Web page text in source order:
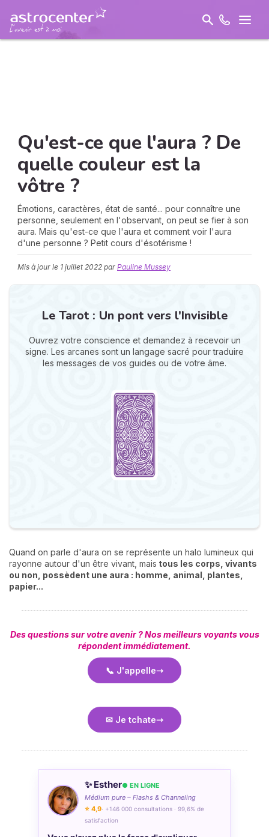
Qu'est-ce que l'aura ? De
quelle couleur est la
vôtre ?
Émotions, caractères, état de santé... pour connaître une
personne, seulement en l'observant, on peut se fier à son
aura. Mais qu'est-ce que l'aura et comment voir l'aura
d'une personne ? Petit cours d'ésotérisme !
Mis à jour le 1 juillet 2022 par Pauline Mussey
Le Tarot : Un pont vers l'Invisible
Ouvrez votre conscience et demandez à recevoir un
signe. Les arcanes sont un langage sacré pour traduire
les messages de vos guides ou de votre âme.
Quand on parle d'aura on se représente un halo lumineux qui
rayonne autour d'un être vivant, mais tous les corps, vivants
ou non, possèdent une aura : homme, animal, plantes,
papier...
Des questions sur votre avenir ? Nos meilleurs voyants vous
répondent immédiatement.
📞 J'appelle
✉ Je tchate
✨ Esther● EN LIGNE
Médium pure – Flashs & Channeling
⭐ 4,9· +146 000 consultations · 99,6% de
satisfaction